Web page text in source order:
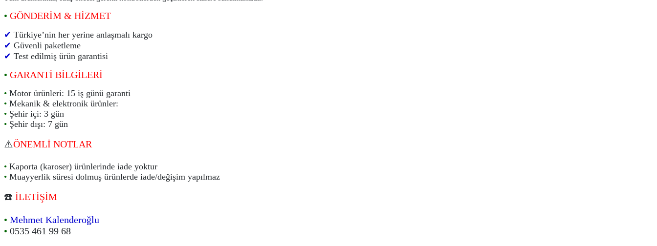
• GÖNDERİM & HİZMET
✔ Türkiye’nin her yerine anlaşmalı kargo
✔ Güvenli paketleme
✔ Test edilmiş ürün garantisi
• GARANTİ BİLGİLERİ
• Motor ürünleri: 15 iş günü garanti
• Mekanik & elektronik ürünler:
• Şehir içi: 3 gün
• Şehir dışı: 7 gün
⚠️ÖNEMLİ NOTLAR
• Kaporta (karoser) ürünlerinde iade yoktur
• Muayyerlik süresi dolmuş ürünlerde iade/değişim yapılmaz
☎️ İLETİŞİM
• Mehmet Kalenderoğlu
• 0535 461 99 68